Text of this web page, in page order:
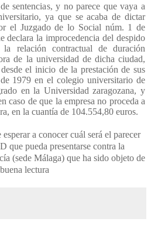
sentencias, y no parece que vaya a
ya que se acaba de dictar
el Juzgado de lo Social núm. 1 de
declara la improcedencia del despido
relación contractual de duración
de la universidad de dicha ciudad,
el inicio de la prestación de sus
1979 en el colegio universitario de
en la Universidad zaragozana, y
caso de que la empresa no proceda a
en la cuantía de 104.554,80 euros.
a conocer cuál será el parecer
que pueda presentarse contra la
(sede Málaga) que ha sido objeto de
lectura